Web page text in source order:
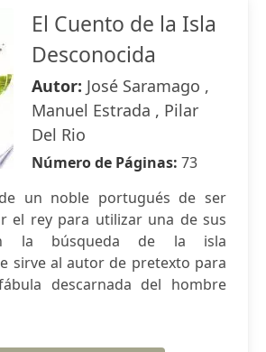
El Cuento de la Isla
Desconocida
Autor: José Saramago ,
Manuel Estrada , Pilar
Del Rio
Número de Páginas: 73
un noble portugués de ser
el rey para utilizar una de sus
la búsqueda de la isla
sirve al autor de pretexto para
descarnada del hombre